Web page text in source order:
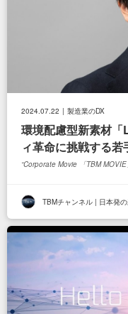
環境配慮型新素材
ィ革命に挑戦する
Corporate Movie 「TBM MOVIE
2024.07.22 製造業のDX
TBMチャンネル | 日本発